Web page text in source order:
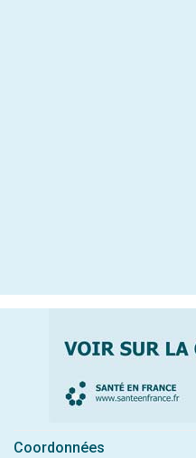
Coordonnées